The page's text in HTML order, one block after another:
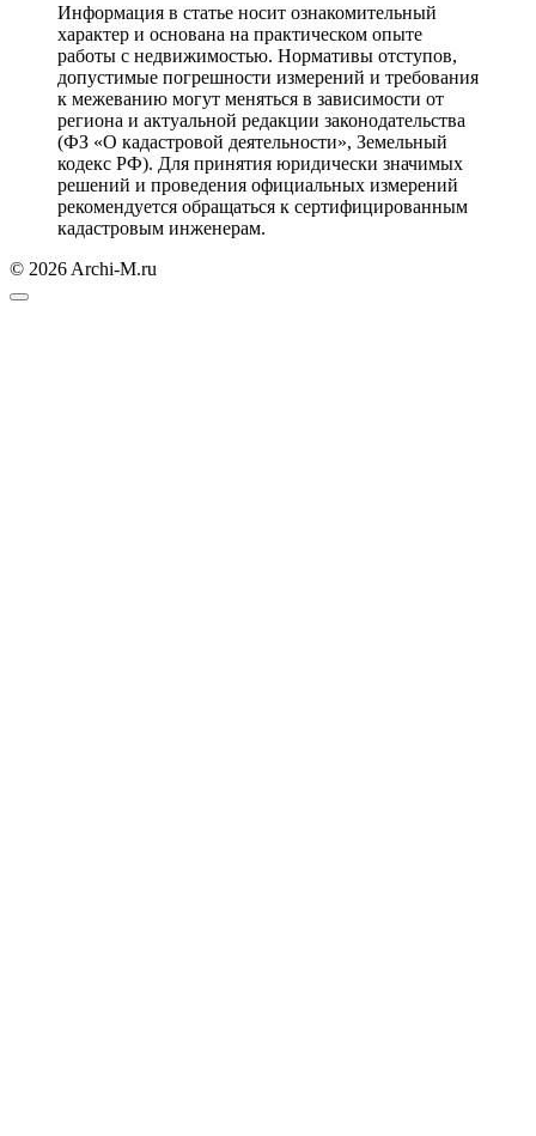
Информация в статье носит ознакомительный
характер и основана на практическом опыте
работы с недвижимостью. Нормативы отступов,
допустимые погрешности измерений и требования
к межеванию могут меняться в зависимости от
региона и актуальной редакции законодательства
(ФЗ «О кадастровой деятельности», Земельный
кодекс РФ). Для принятия юридически значимых
решений и проведения официальных измерений
рекомендуется обращаться к сертифицированным
кадастровым инженерам.
© 2026 Archi-M.ru